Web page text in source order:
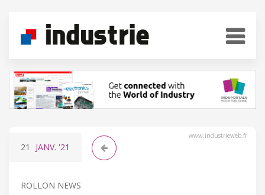
www.industrieweb.fr
21 JANV. '21
ROLLON NEWS